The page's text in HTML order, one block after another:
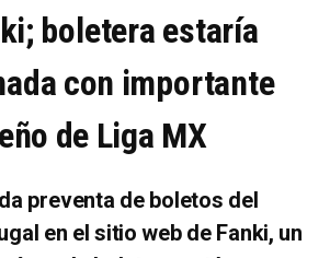
boletera estaría
con importante
de Liga MX
preventa de boletos del
en el sitio web de Fanki, un